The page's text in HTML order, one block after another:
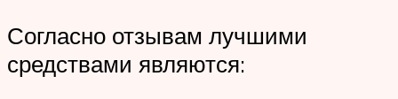
Согласно отзывам лучшими
средствами являются: